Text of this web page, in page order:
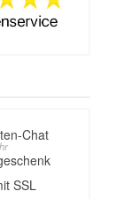
Chat
SSL